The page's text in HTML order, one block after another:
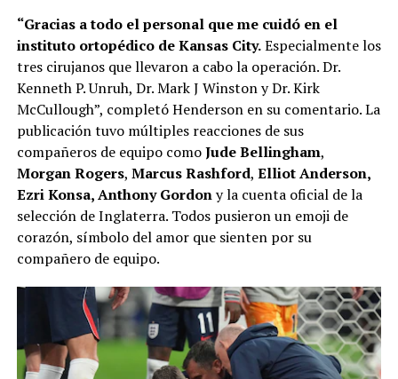
“Gracias a todo el personal que me cuidó en el
instituto ortopédico de Kansas City.Especialmente los
tres cirujanos que llevaron a cabo la operación. Dr.
Kenneth P. Unruh, Dr. Mark J Winston y Dr. Kirk
McCullough”, completó Henderson en su comentario. La
publicación tuvo múltiples reacciones de sus
compañeros de equipo comoJude Bellingham,
Morgan Rogers, Marcus Rashford, Elliot Anderson,
Ezri Konsa, Anthony Gordony la cuenta oficial de la
selección de Inglaterra. Todos pusieron un emoji de
corazón, símbolo del amor que sienten por su
compañero de equipo.